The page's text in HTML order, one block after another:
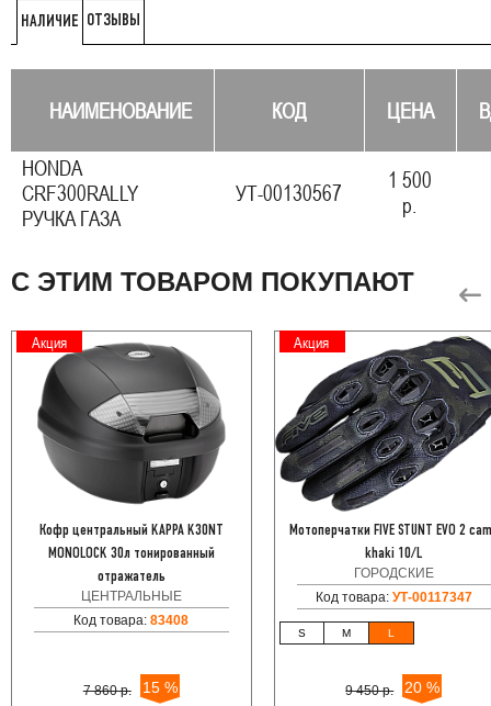
НАЛИЧИЕ ОТЗЫВЫ
НАИМЕНОВАНИЕ КОД ЦЕНА
HONDA
CRF300RALLY
РУЧКА ГАЗА
УТ-00130567
1 500
р.
С ЭТИМ ТОВАРОМ ПОКУПАЮТ
Акция
Кофр центральный KAPPA K30NT
MONOLOCK 30л тонированный
отражатель
ЦЕНТРАЛЬНЫЕ
Код товара:83408
7 860 р. 15 %
Акция
Мотоперчатки FIVE STUNT EVO 2
khaki 10/L
ГОРОДСКИЕ
Код товара: УТ-00117347
S M L
9 450 р. 20 %